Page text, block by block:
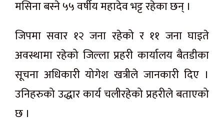
मसिना बस्ने ५५ वर्षीय महादेव भट्ट रहेका छन् ।
जिपमा सवार १२ जना रहेको र ११ जना घाइते
अवस्थामा रहेको जिल्ला प्रहरी कार्यालय बैतडीका
सूचना अधिकारी योगेश खत्रीले जानकारी दिए ।
उनिहरुको उद्धार कार्य चलीरहेको प्रहरीले बताएको
छ ।